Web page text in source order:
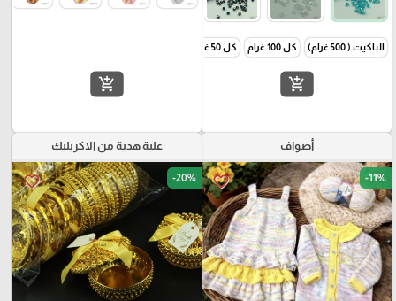
الباكيت ( 500 غرام) كل 100 غرام كل 50 غرام
add_shopping_cart
add_shopping_cart
أصواف
favorite_border -11%
علبة هدية من الاكريليك
favorite_border -20%